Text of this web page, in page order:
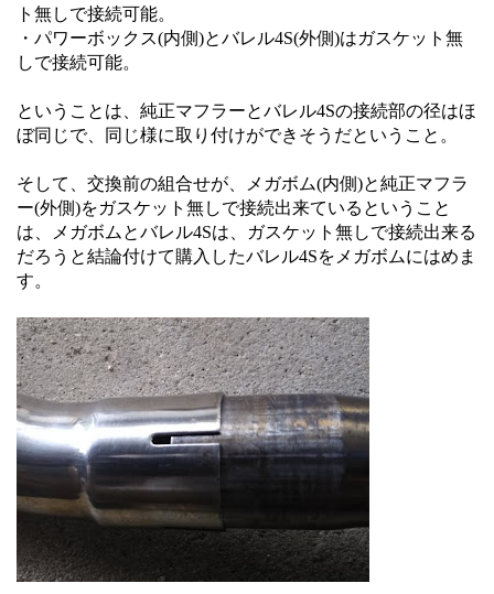
ト無しで接続可能。
・パワーボックス(内側)とバレル4S(外側)はガスケット無
しで接続可能。
ということは、純正マフラーとバレル4Sの接続部の径はほ
ぼ同じで、同じ様に取り付けができそうだということ。
そして、交換前の組合せが、メガボム(内側)と純正マフラ
ー(外側)をガスケット無しで接続出来ているということ
は、メガボムとバレル4Sは、ガスケット無しで接続出来る
だろうと結論付けて購入したバレル4Sをメガボムにはめま
す。